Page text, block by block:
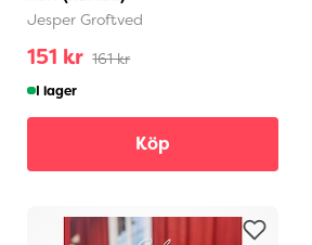
Jesper Groftved
151 kr 161 kr
I lager
Köp